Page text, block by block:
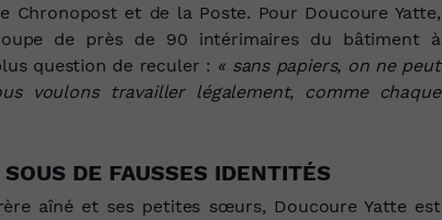
Chronopost et de la Poste. Pour Doucoure Yatte,
de près de 90 intérimaires du bâtiment à
question de reculer : « sans papiers, on ne peut
voulons travailler légalement, comme chaque
DE FAUSSES IDENTITÉS
aîné et ses petites sœurs, Doucoure Yatte est